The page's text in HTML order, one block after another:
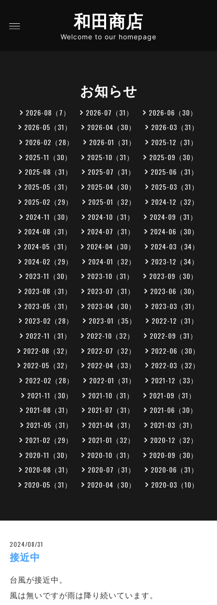
和田商店
Welcome to our homepage
お知らせ
2026-08（7） 2026-07（31）
2026-06（30）
2026-05（31）
2026-04（30）
2026-03（31）
2026-02（28）
2026-01（31）
2025-12（31）
2025-11（30）
2025-10（31）
2025-09（30）
2025-08（31）
2025-07（31）
2025-06（31）
2025-05（31）
2025-04（30）
2025-03（31）
2025-02（29）
2025-01（32）
2024-12（32）
2024-11（30）
2024-10（31）
2024-09（31）
2024-08（31）
2024-07（31）
2024-06（30）
2024-05（31）
2024-04（30）
2024-03（34）
2024-02（29）
2024-01（32）
2023-12（34）
2023-11（30）
2023-10（31）
2023-09（30）
2023-08（31）
2023-07（31）
2023-06（30）
2023-05（31）
2023-04（30）
2023-03（31）
2023-02（28）
2023-01（35）
2022-12（31）
2022-11（31）
2022-10（32）
2022-09（31）
2022-08（32）
2022-07（32）
2022-06（30）
2022-05（32）
2022-04（33）
2022-03（32）
2022-02（28）
2022-01（31）
2021-12（33）
2021-11（30）
2021-10（31）
2021-09（31）
2021-08（31）
2021-07（31）
2021-06（30）
2021-05（31）
2021-04（31）
2021-03（31）
2021-02（29）
2021-01（32）
2020-12（32）
2020-11（30）
2020-10（31）
2020-09（30）
2020-08（31）
2020-07（31）
2020-06（31）
2020-05（31）
2020-04（30） 2020-03（10）
2024/08/31
接近中
台風が接近中。
風は無いですが雨は降り続いています。